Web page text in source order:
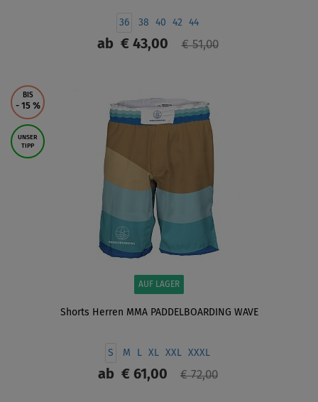
36 38 40 42 44
ab€ 43,00 € 51,00
BIS
- 15 %
UNSER
TIPP
AUF LAGER
Shorts Herren MMA PADDELBOARDING WAVE
S M L XL XXL XXXL
ab € 61,00 € 72,00